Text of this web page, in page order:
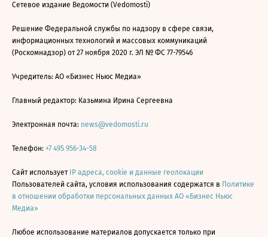
Сетевое издание Ведомости (Vedomosti)
Решение Федеральной службы по надзору в сфере связи,
информационных технологий и массовых коммуникаций
(Роскомнадзор) от 27 ноября 2020 г. ЭЛ № ФС 77-79546
Учредитель: АО «Бизнес Ньюс Медиа»
Главный редактор: Казьмина Ирина Сергеевна
Электронная почта: news@vedomosti.ru
Телефон: +7 495 956-34-58
Сайт использует IP адреса, cookie и данные геолокации
Пользователей сайта, условия использования содержатся в Политике
в отношении обработки персональных данных АО «Бизнес Ньюс
Медиа»
Любое использование материалов допускается только при